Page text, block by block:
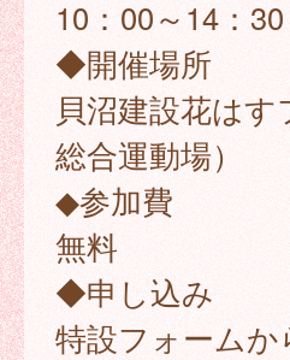
10：00～14：
◆開催場所
貝沼建設花は
総合運動場）
◆参加費
無料
◆申し込み
特設フォームか